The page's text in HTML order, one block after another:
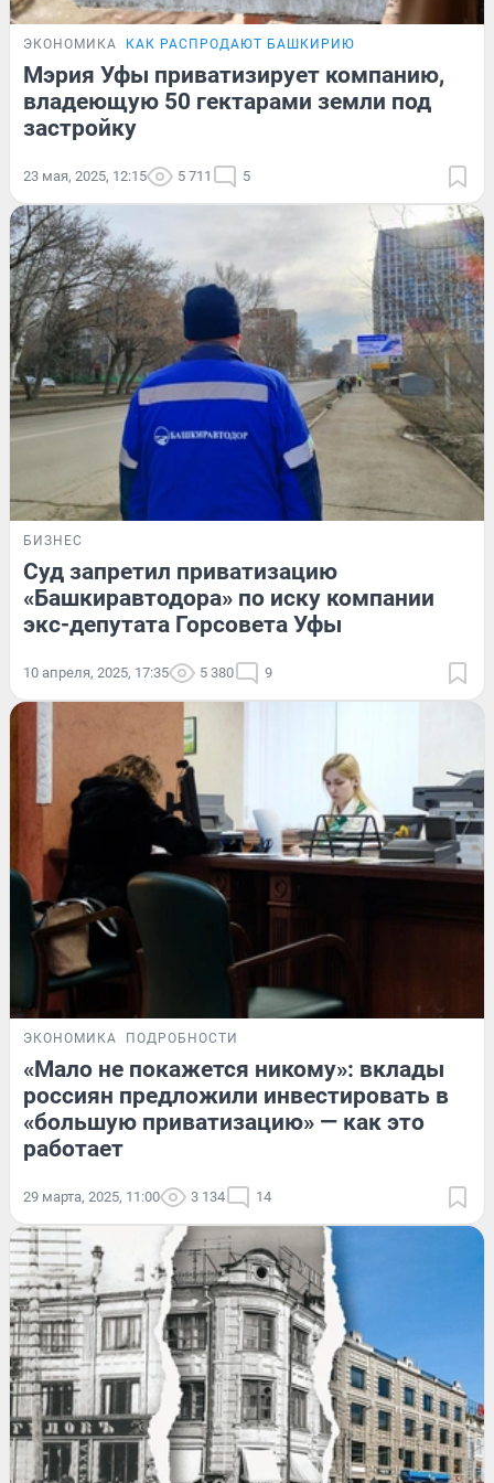
ЭКОНОМИКА КАК РАСПРОДАЮТ БАШКИРИЮ
Мэрия Уфы приватизирует компанию,
владеющую 50 гектарами земли под
застройку
23 мая, 2025, 12:15 5 711 5
БИЗНЕС
Суд запретил приватизацию
«Башкиравтодора» по иску компании
экс-депутата Горсовета Уфы
10 апреля, 2025, 17:35 5 380 9
ЭКОНОМИКА ПОДРОБНОСТИ
«Мало не покажется никому»: вклады
россиян предложили инвестировать в
«большую приватизацию» — как это
работает
29 марта, 2025, 11:00 3 134 14